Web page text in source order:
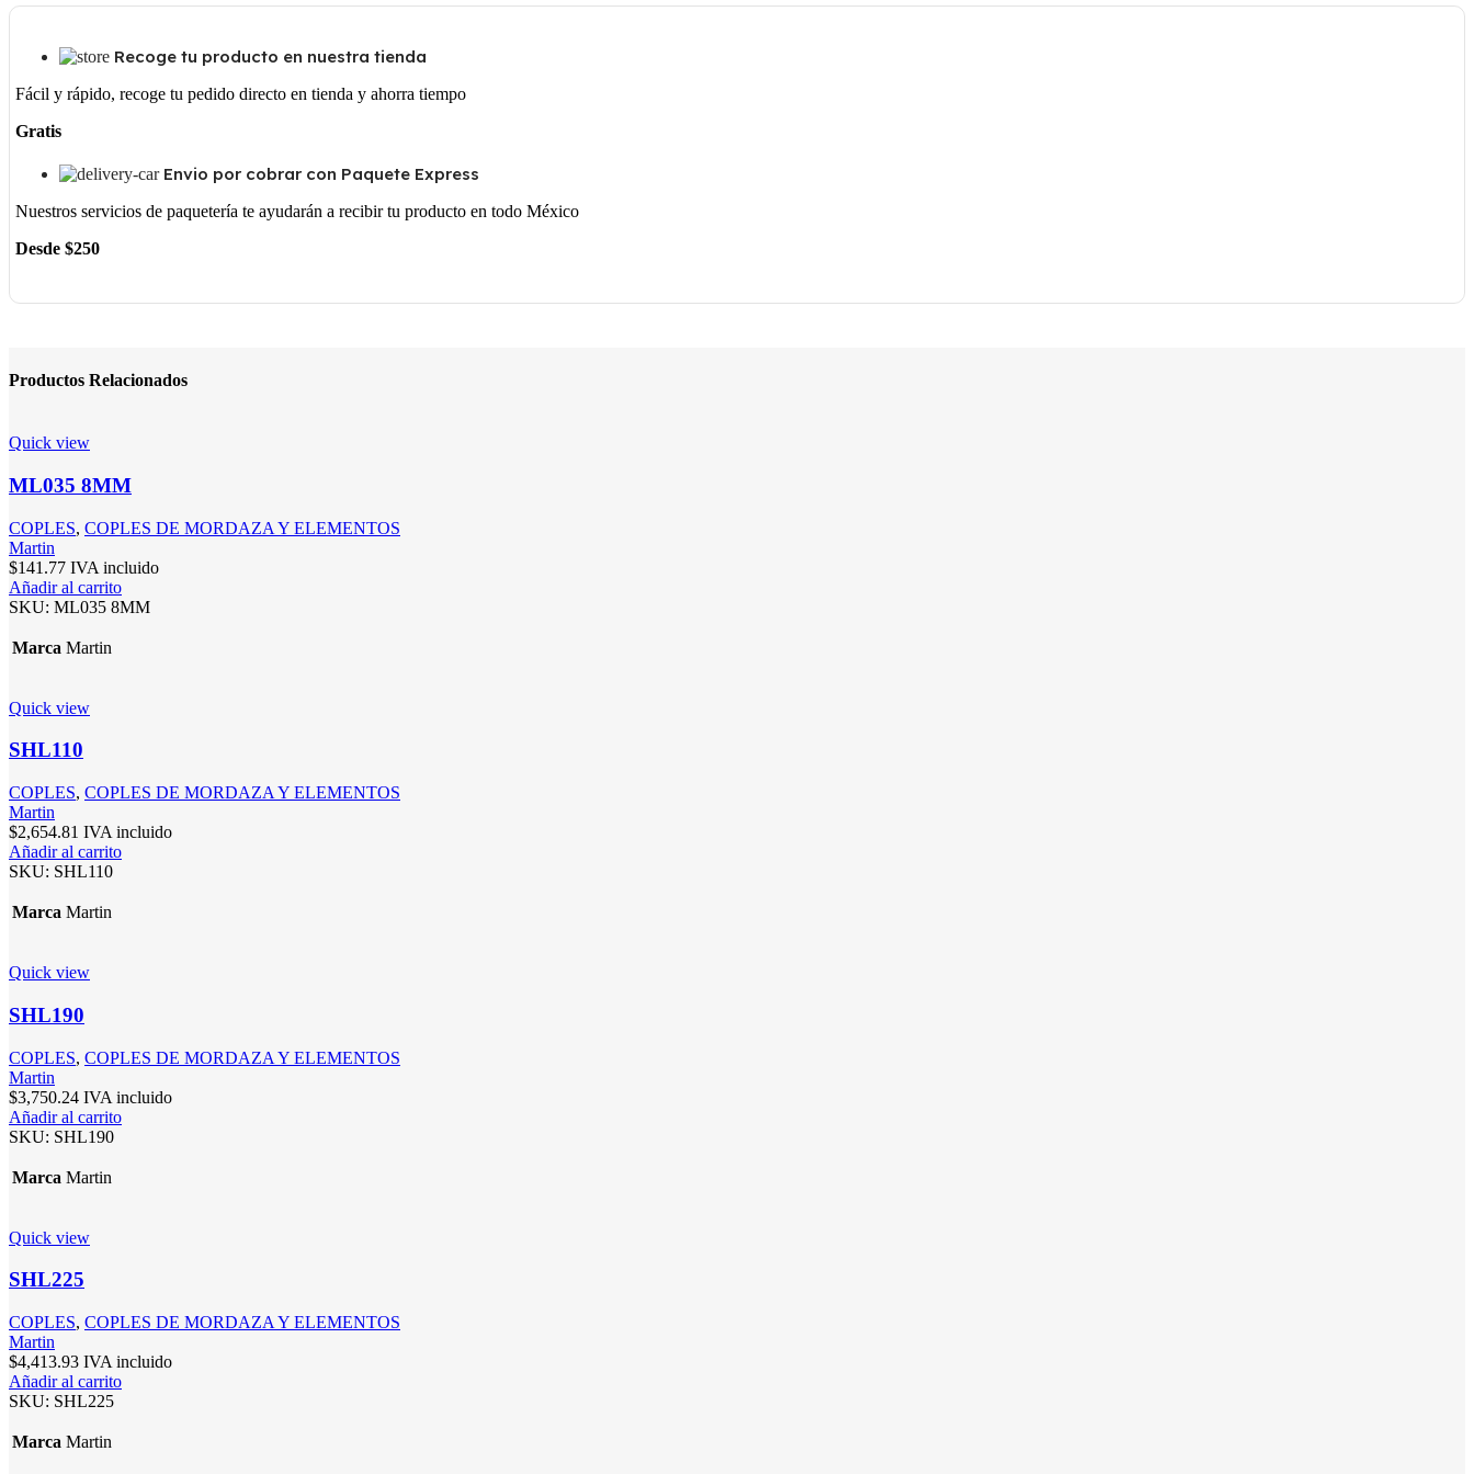
Recoge tu producto en nuestra tienda
Fácil y rápido, recoge tu pedido directo en tienda y ahorra tiempo
Gratis
Envio por cobrar con Paquete Express
Nuestros servicios de paquetería te ayudarán a recibir tu producto en todo México
Desde $250
Productos Relacionados
Quick view
ML035 8MM
COPLES, COPLES DE MORDAZA Y ELEMENTOS
Martin
$141.77 IVA incluido
Añadir al carrito
SKU: ML035 8MM
Marca Martin
Quick view
SHL110
COPLES, COPLES DE MORDAZA Y ELEMENTOS
Martin
$2,654.81 IVA incluido
Añadir al carrito
SKU: SHL110
Marca Martin
Quick view
SHL190
COPLES, COPLES DE MORDAZA Y ELEMENTOS
Martin
$3,750.24 IVA incluido
Añadir al carrito
SKU: SHL190
Marca Martin
Quick view
SHL225
COPLES, COPLES DE MORDAZA Y ELEMENTOS
Martin
$4,413.93 IVA incluido
Añadir al carrito
SKU: SHL225
Marca Martin